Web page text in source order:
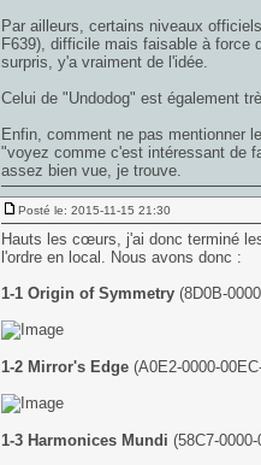
Par ailleurs, certains niveaux
F639), difficile mais faisable à force
surpris, y'a vraiment de l'idée.
Celui de "Undodog" est également
Enfin, comment ne pas mentionner
"voyez comme c'est intéressant de
assez bien vue, je trouve.
Posté le: 2015-11-15 21:30
Hauts les cœurs, j'ai donc terminé
l'ordre en local. Nous avons donc :
1-1 Origin of Symmetry(8D0B-
1-2 Mirror's Edge(A0E2-0000-
1-3 Harmonices Mundi (58C7-